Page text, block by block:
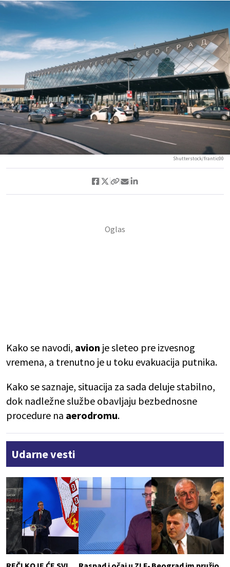
Shutterstock/frantic00
Kako se navodi, avion je sleteo pre izvesnog
vremena, a trenutno je u toku evakuacija putnika.
Kako se saznaje, situacija za sada deluje stabilno,
dok nadležne službe obavljaju bezbednosne
procedure na aerodromu.
Udarne vesti